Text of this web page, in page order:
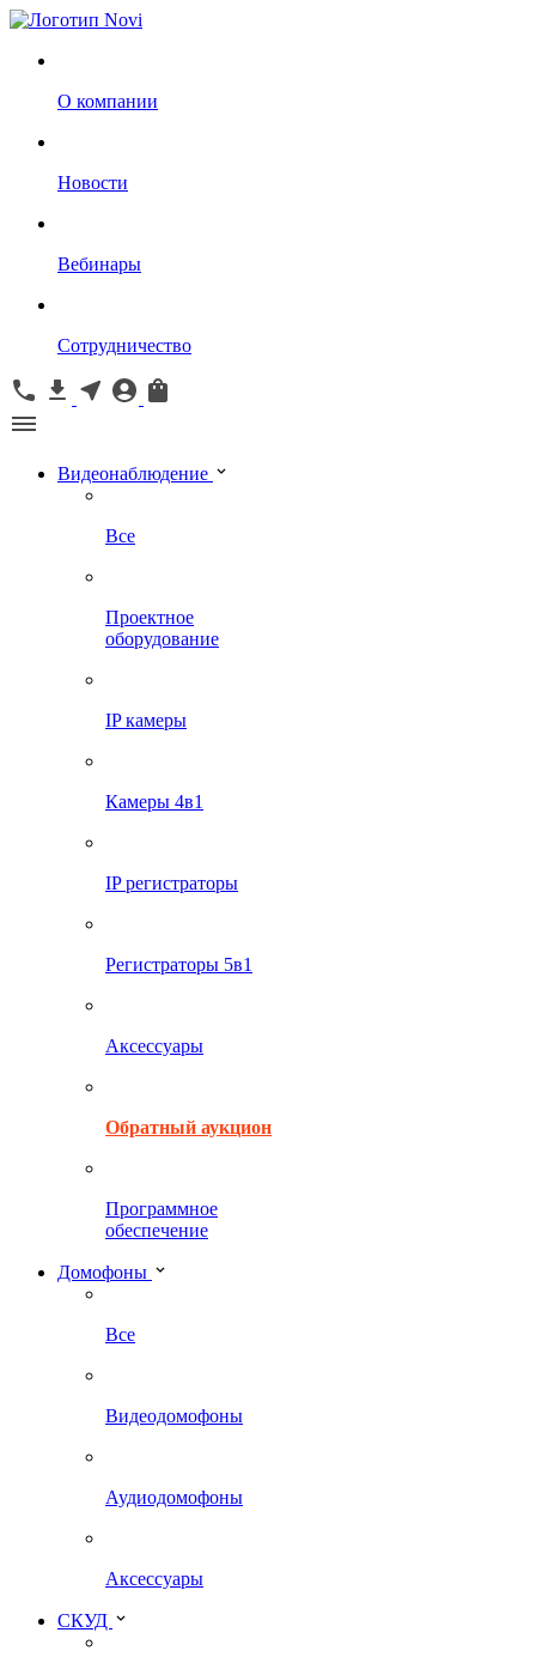
О компании
Новости
Вебинары
Сотрудничество
Видеонаблюдение
Все
Проектное
оборудование
IP камеры
Камеры 4в1
IP регистраторы
Регистраторы 5в1
Аксессуары
Обратный аукцион
Программное
обеспечение
Домофоны
Все
Видеодомофоны
Аудиодомофоны
Аксессуары
СКУД